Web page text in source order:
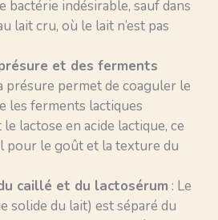
bactérie indésirable, sauf dans
lait cru, où le lait n’est pas
et des ferments
présure permet de coaguler le
les ferments lactiques
lactose en acide lactique, ce
pour le goût et la texture du
caillé et du lactosérum : Le
solide du lait) est séparé du